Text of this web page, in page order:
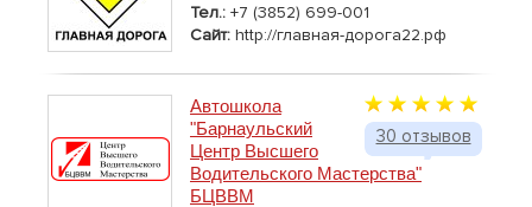
Тел.: +7 (3852) 699-001
Сайт: http://главная-дорога22.рф
30 отзывов
Автошкола
"Барнаульский
Центр Высшего
Водительского Мастерства"
БЦВВМ